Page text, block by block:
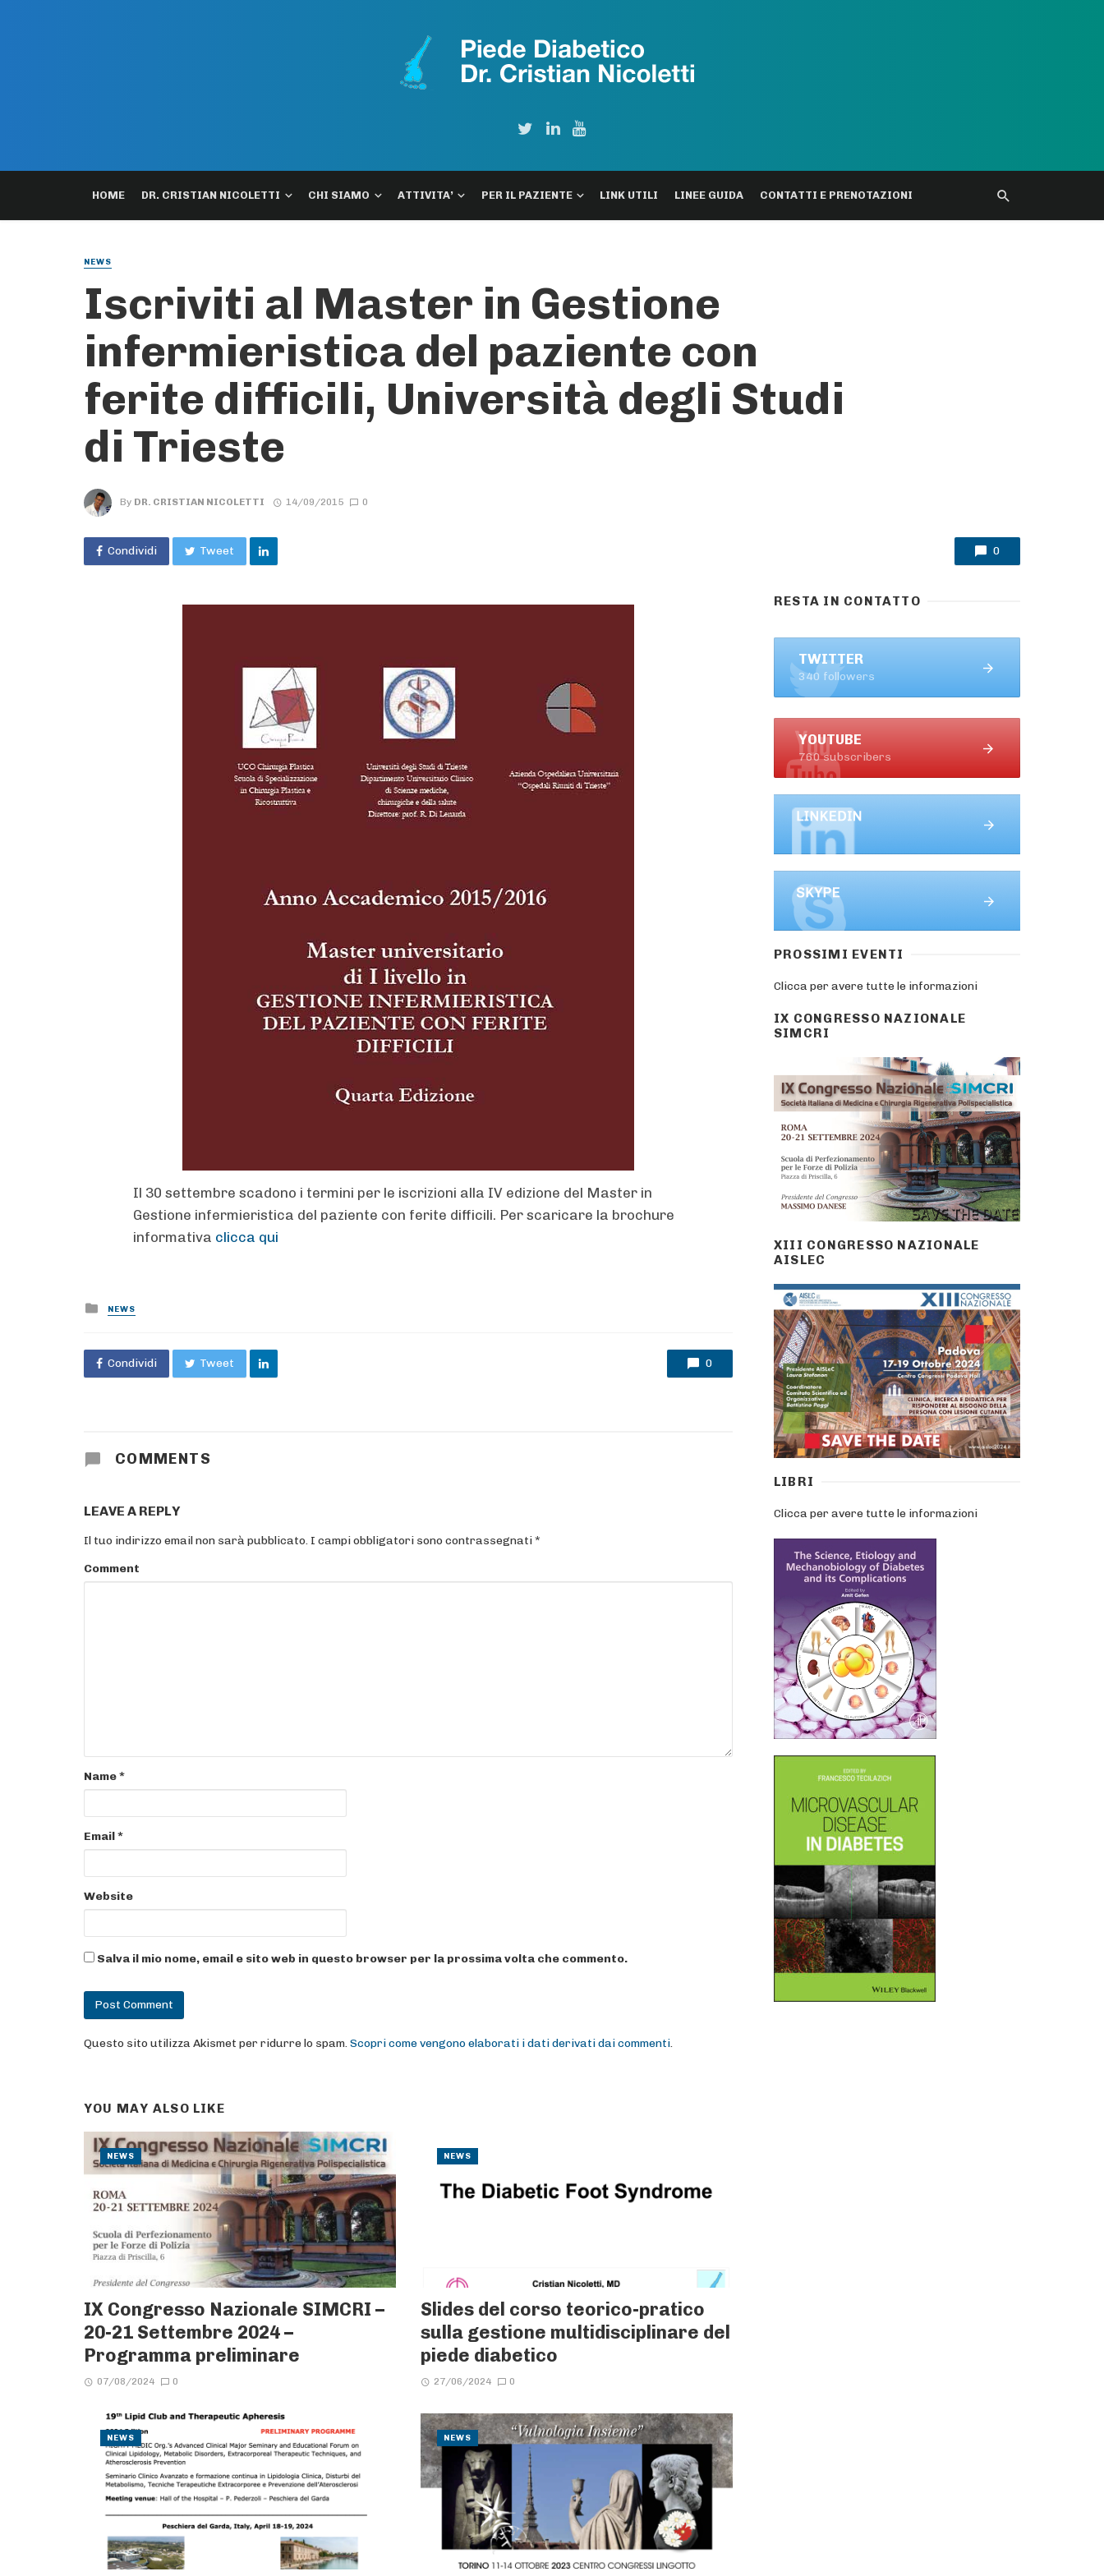
HOME DR. CRISTIAN NICOLETTI CHI SIAMO ATTIVITA’ PER IL PAZIENTE LINK UTILI LINEE GUIDA CONTATTI E PRENOTAZIONI
NEWS
Iscriviti al Master in Gestione
infermieristica del paziente con
ferite difficili, Università degli Studi
di Trieste
By DR. CRISTIAN NICOLETTI 14/09/2015 0
Condividi Tweet 0
Il 30 settembre scadono i termini per le iscrizioni alla IV edizione del Master in
Gestione infermieristica del paziente con ferite difficili. Per scaricare la brochure
informativa clicca qui
Posted
in
NEWS
Condividi Tweet 0
COMMENTS
LEAVE A REPLY
Il tuo indirizzo email non sarà pubblicato. I campi obbligatori sono contrassegnati*
Comment
Name*
Email*
Website
Salva il mio nome, email e sito web in questo browser per la prossima volta che commento.
Questo sito utilizza Akismet per ridurre lo spam.Scopri come vengono elaborati i dati derivati dai commenti.
YOU MAY ALSO LIKE
IX Congresso Nazionale SIMCRI –
20-21 Settembre 2024 –
Programma preliminare
07/08/2024 0
NEWS
Slides del corso teorico-pratico
sulla gestione multidisciplinare del
piede diabetico
27/06/2024 0
NEWS
NEWS NEWS
RESTA IN CONTATTO
TWITTER
340 followers
YOUTUBE
760 subscribers
PROSSIMI EVENTI
Clicca per avere tutte le informazioni
IX CONGRESSO NAZIONALE
SIMCRI
XIII CONGRESSO NAZIONALE
AISLEC
LIBRI
Clicca per avere tutte le informazioni